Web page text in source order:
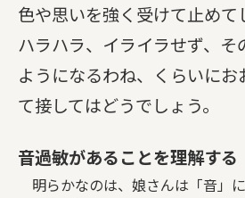
色や思いを強く受けて止めて
ハラハラ、イライラせず、そ
ようになるわね、くらいに
て接してはどうでしょう。
音過敏があることを理解する
明らかなのは、娘さんは「音」